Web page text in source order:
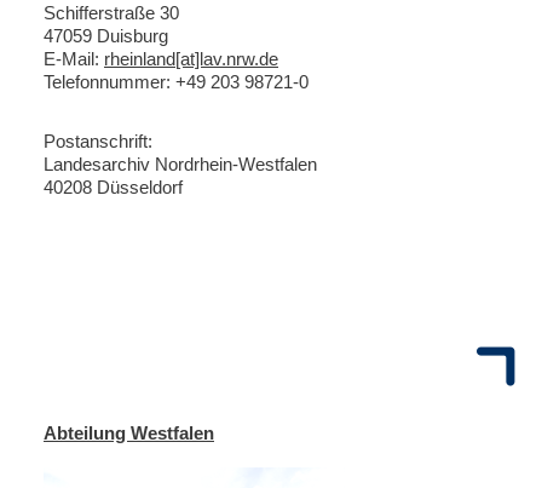
Schifferstraße 30
47059 Duisburg
E-Mail: rheinland[at]lav.nrw.de
Telefonnummer: +49 203 98721-0
Postanschrift:
Landesarchiv Nordrhein-Westfalen
40208 Düsseldorf
Abteilung Westfalen